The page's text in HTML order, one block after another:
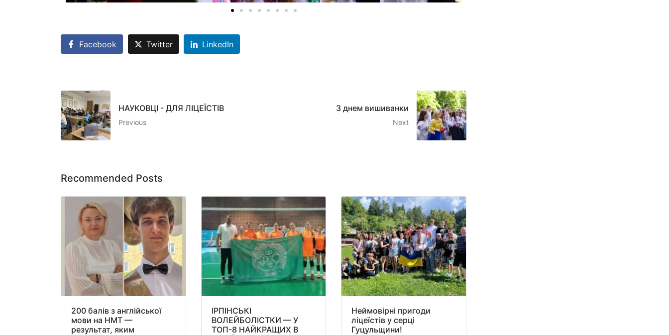
Facebook Twitter LinkedIn
НАУКОВЦІ - ДЛЯ ЛІЦЕЇСТІВ
Previous
З днем вишиванки
Next
Recommended Posts
200 балів з англійської
мови на НМТ —
результат, яким
ІРПІНСЬКІ
ВОЛЕЙБОЛІСТКИ — У
ТОП-8 НАЙКРАЩИХ В
Неймовірні пригоди
ліцеїстів у серці
Гуцульщини!